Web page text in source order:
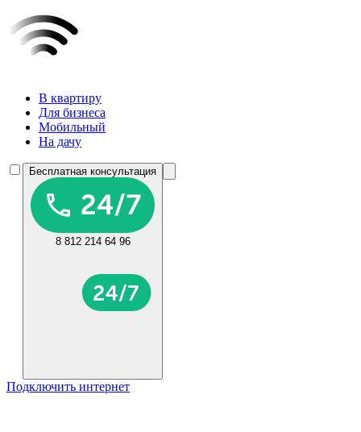
В квартиру
Для бизнеса
Мобильный
На дачу
Бесплатная консультация
8 812 214 64 96
Подключить интернет